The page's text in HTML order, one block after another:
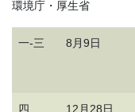
環境庁・厚生省
一-三 8月9日
四 12月28日